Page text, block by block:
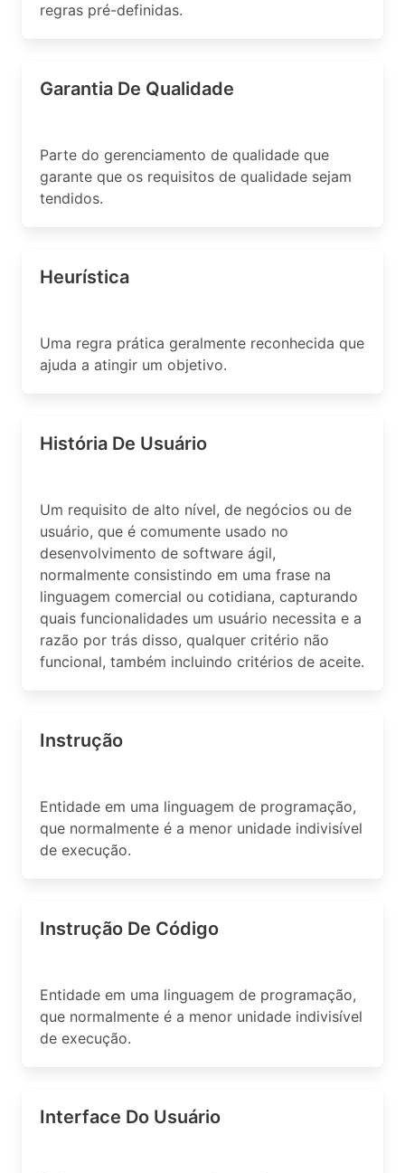
regras pré-definidas.
Garantia De Qualidade
Parte do gerenciamento de qualidade que
garante que os requisitos de qualidade sejam
tendidos.
Heurística
Uma regra prática geralmente reconhecida que
ajuda a atingir um objetivo.
História De Usuário
Um requisito de alto nível, de negócios ou de
usuário, que é comumente usado no
desenvolvimento de software ágil,
normalmente consistindo em uma frase na
linguagem comercial ou cotidiana, capturando
quais funcionalidades um usuário necessita e a
razão por trás disso, qualquer critério não
funcional, também incluindo critérios de aceite.
Instrução
Entidade em uma linguagem de programação,
que normalmente é a menor unidade indivisível
de execução.
Instrução De Código
Entidade em uma linguagem de programação,
que normalmente é a menor unidade indivisível
de execução.
Interface Do Usuário